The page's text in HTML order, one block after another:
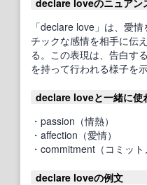
「declare love」は、愛
チックな感情を相手に伝
る。この表現は、告白す
を持って行われる様子を示
declare loveと一緒に使
・passion（情熱）
・affection（愛情）
・commitment（コミット
declare loveの例文